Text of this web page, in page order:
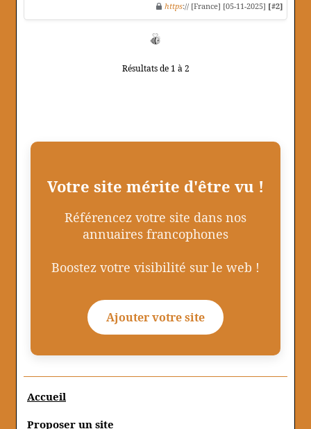
https:// [France] [05-11-2025] [#2]
Résultats de 1 à 2
Votre site mérite d'être vu !
Référencez votre site dans nos
annuaires francophones
Boostez votre visibilité sur le web !
Ajouter votre site
Accueil
Proposer un site